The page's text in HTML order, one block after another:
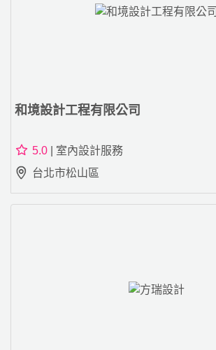
和境設計工程有限公司
5.0 | 室內設計服務
台北市松山區